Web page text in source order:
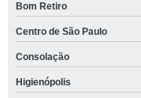
Bom Retiro
Centro de São Paulo
Consolação
Higienópolis